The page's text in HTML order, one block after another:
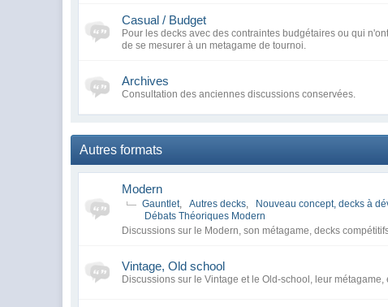
Casual / Budget
Pour les decks avec des contraintes budgétaires ou qui
de se mesurer à un metagame de tournoi.
Archives
Consultation des anciennes discussions conservées.
Autres formats
Modern
Gauntlet, Autres decks, Nouveau concept, decks à
Débats Théoriques Modern
Discussions sur le Modern, son métagame, decks
Vintage, Old school
Discussions sur le Vintage et le Old-school, leur métagame,